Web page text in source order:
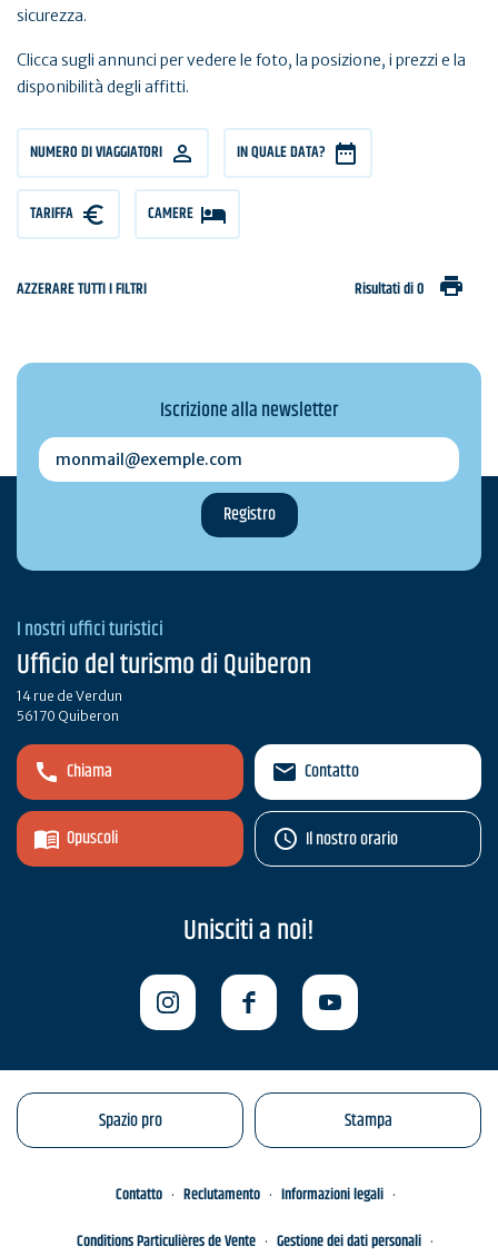
sicurezza.
Clicca sugli annunci per vedere le foto, la posizione, i prezzi e la
disponibilità degli affitti.
NUMERO
DI
VIAGGIATORI
NUMERO DI VIAGGIATORI IN QUALE DATA?
TARIFFA
TARIFFA CAMERE
CAMERE
AZZERARE TUTTI I FILTRI Risultati di 0 print
Iscrizione alla newsletter
monmail@exemple.com
I nostri uffici turistici
Ufficio del turismo di Quiberon
14 rue de Verdun
56170 Quiberon
Chiama
Opuscoli
Contatto
Il nostro orario
Unisciti a noi!
Spazio pro Stampa
Contatto Reclutamento
Informazioni legali
Conditions Particulières de Vente
Gestione dei dati personali